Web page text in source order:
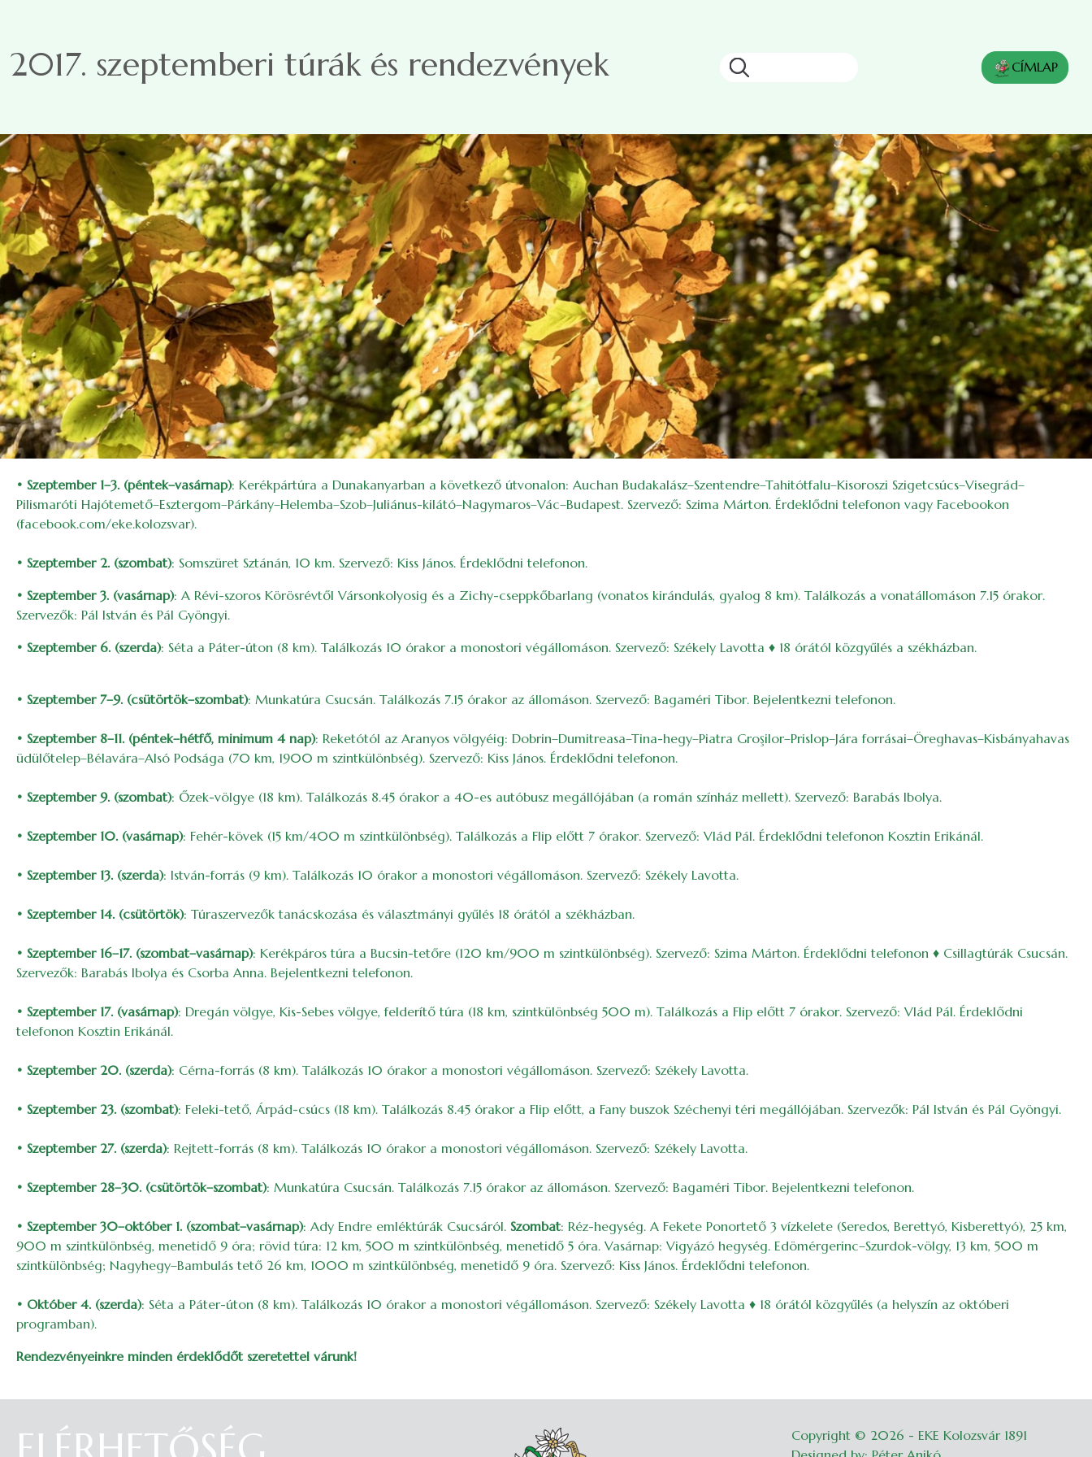
2017. szeptemberi túrák és rendezvények CÍMLAP
• Szeptember 1–3. (péntek–vasárnap): Kerékpártúra a Dunakanyarban a következő útvonalon: Auchan Budakalász–Szentendre–Tahitótfalu–Kisoroszi Szigetcsúcs–Visegrád–
Pilismaróti Hajótemető–Esztergom–Párkány–Helemba–Szob–Juliánus-kilátó–Nagymaros–Vác–Budapest. Szervező: Szima Márton. Érdeklődni telefonon vagy Facebookon
(facebook.com/eke.kolozsvar).
• Szeptember 2. (szombat): Somszüret Sztánán, 10 km. Szervező: Kiss János. Érdeklődni telefonon.
• Szeptember 3. (vasárnap): A Révi-szoros Körösrévtől Vársonkolyosig és a Zichy-cseppkőbarlang (vonatos kirándulás, gyalog 8 km). Találkozás a vonatállomáson 7.15 órakor.
Szervezők: Pál István és Pál Gyöngyi.
• Szeptember 6. (szerda): Séta a Páter-úton (8 km). Találkozás 10 órakor a monostori végállomáson. Szervező: Székely Lavotta ♦ 18 órától közgyűlés a székházban.
• Szeptember 7–9. (csütörtök–szombat): Munkatúra Csucsán. Találkozás 7.15 órakor az állomáson. Szervező: Bagaméri Tibor. Bejelentkezni telefonon.
• Szeptember 8–11. (péntek–hétfő, minimum 4 nap): Reketótól az Aranyos völgyéig: Dobrin–Dumitreasa–Tina-hegy–Piatra Groşilor–Prislop–Jára forrásai–Öreghavas–Kisbányahavas
üdülőtelep–Bélavára–Alsó Podsága (70 km, 1900 m szintkülönbség). Szervező: Kiss János. Érdeklődni telefonon.
• Szeptember 9. (szombat): Őzek-völgye (18 km). Találkozás 8.45 órakor a 40-es autóbusz megállójában (a román színház mellett). Szervező: Barabás Ibolya.
• Szeptember 10. (vasárnap): Fehér-kövek (15 km/400 m szintkülönbség). Találkozás a Flip előtt 7 órakor. Szervező: Vlád Pál. Érdeklődni telefonon Kosztin Erikánál.
• Szeptember 13. (szerda): István-forrás (9 km). Találkozás 10 órakor a monostori végállomáson. Szervező: Székely Lavotta.
• Szeptember 14. (csütörtök): Túraszervezők tanácskozása és választmányi gyűlés 18 órától a székházban.
• Szeptember 16–17. (szombat–vasárnap): Kerékpáros túra a Bucsin-tetőre (120 km/900 m szintkülönbség). Szervező: Szima Márton. Érdeklődni telefonon ♦ Csillagtúrák Csucsán.
Szervezők: Barabás Ibolya és Csorba Anna. Bejelentkezni telefonon.
• Szeptember 17. (vasárnap): Dregán völgye, Kis-Sebes völgye, felderítő túra (18 km, szintkülönbség 500 m). Találkozás a Flip előtt 7 órakor. Szervező: Vlád Pál. Érdeklődni
telefonon Kosztin Erikánál.
• Szeptember 20. (szerda): Cérna-forrás (8 km). Találkozás 10 órakor a monostori végállomáson. Szervező: Székely Lavotta.
• Szeptember 23. (szombat): Feleki-tető, Árpád-csúcs (18 km). Találkozás 8.45 órakor a Flip előtt, a Fany buszok Széchenyi téri megállójában. Szervezők: Pál István és Pál Gyöngyi.
• Szeptember 27. (szerda): Rejtett-forrás (8 km). Találkozás 10 órakor a monostori végállomáson. Szervező: Székely Lavotta.
• Szeptember 28–30. (csütörtök–szombat): Munkatúra Csucsán. Találkozás 7.15 órakor az állomáson. Szervező: Bagaméri Tibor. Bejelentkezni telefonon.
• Szeptember 30–október 1. (szombat–vasárnap): Ady Endre emléktúrák Csucsáról. Szombat: Réz-hegység. A Fekete Ponortető 3 vízkelete (Seredos, Berettyó, Kisberettyó), 25 km,
900 m szintkülönbség, menetidő 9 óra; rövid túra: 12 km, 500 m szintkülönbség, menetidő 5 óra. Vasárnap: Vigyázó hegység. Edömérgerinc–Szurdok-völgy, 13 km, 500 m
szintkülönbség; Nagyhegy–Bambulás tető 26 km, 1000 m szintkülönbség, menetidő 9 óra. Szervező: Kiss János. Érdeklődni telefonon.
• Október 4. (szerda): Séta a Páter-úton (8 km). Találkozás 10 órakor a monostori végállomáson. Szervező: Székely Lavotta ♦ 18 órától közgyűlés (a helyszín az októberi
programban).
Rendezvényeinkre minden érdeklődőt szeretettel várunk!
Copyright © 2026 - EKE Kolozsvár 1891